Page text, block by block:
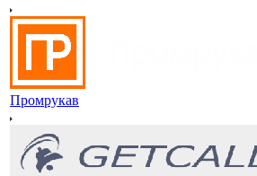
Промрукав